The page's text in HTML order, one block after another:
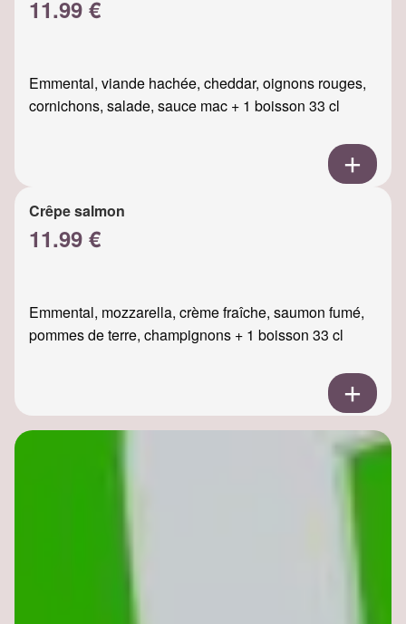
11.99 €
Emmental, viande hachée, cheddar, oignons rouges,
cornichons, salade, sauce mac + 1 boisson 33 cl
Crêpe salmon
11.99 €
Emmental, mozzarella, crème fraîche, saumon fumé,
pommes de terre, champignons + 1 boisson 33 cl